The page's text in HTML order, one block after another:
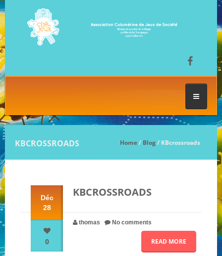
LES SÉANCES DE JEU
FESTIVAL DU JEU
NOS JEUX
NOS PARTENAIRES
KBCROSSROADS Home/ Blog/ KBcrossroads
Déc
28
0
KBCROSSROADS
thomas No comments
READ MORE